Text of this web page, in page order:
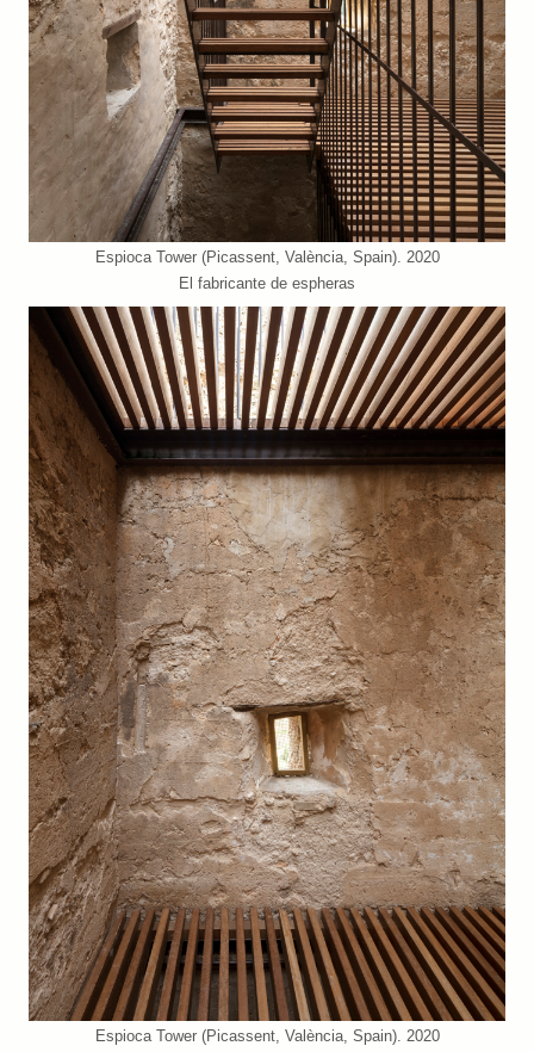
Espioca Tower (Picassent, València, Spain). 2020
El fabricante de espheras
Espioca Tower (Picassent, València, Spain). 2020